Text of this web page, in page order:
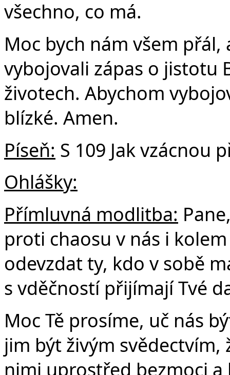
všechno, co má.
Moc bych nám všem
vybojovali zápas o jistotu
životech. Abychom
blízké. Amen.
Píseň: S 109 Jak vzácnou
Ohlášky:
Přímluvná modlitba:
proti chaosu v nás i
odevzdat ty, kdo v sobě
s vděčností přijímají Tvé
Moc Tě prosíme, uč nás
jim být živým svědectvím,
nimi uprostřed bezmoci a